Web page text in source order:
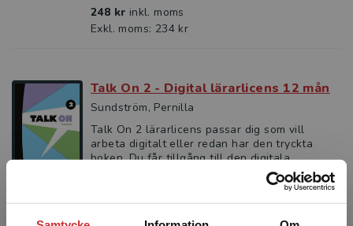
248 kr inkl. moms
Exkl. moms: 234 kr
Talk On 2 - Digital lärarlicens 12 mån
Sundström, Pernilla
Talk On 2 lärarlicens passar dig som vill
arbeta digitalt eller redan har den tryckta
boken. Du får tillgång till den digitala